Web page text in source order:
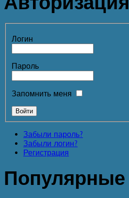
Логин
Пароль
Запомнить меня
Забыли пароль?
Забыли логин?
Регистрация
Популярные